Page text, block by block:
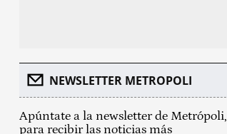
NEWSLETTER METROPOLI
Apúntate a la newsletter de Metrópoli,
para recibir las noticias más